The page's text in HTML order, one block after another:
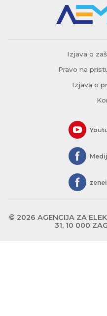
Izjava o
Pravo na
Izjava o
© 2026 AGENCIJA ZA
31, 10 000